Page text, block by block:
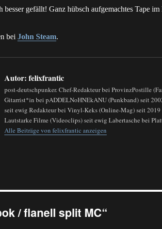
besser gefällt! Ganz hübsch aufgemachtes Tape im
bei John Steam.
Autor: felixfrantic
post-deutschpunker. Chef-Redakteur bei ProvinzPostille
Gitarrist*in bei pADDELNoHNEkANU (Punkband) seit
seit ewig Redakteur bei Vinyl-Keks (Online-Mag) seit
Lautstarke Filme (Videoclips) seit ewig Labertasche bei
Alle Beiträge von felixfrantic anzeigen
/ flanell split MC“